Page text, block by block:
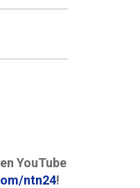
YouTube
ntn24!